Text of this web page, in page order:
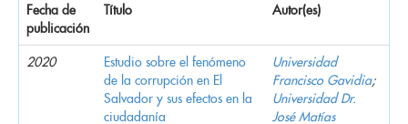
Fecha de
publicación
Título Autor(es)
2020
Estudio sobre el fenómeno
de la corrupción en El
Salvador y sus efectos en la
ciudadanía
Universidad
Francisco Gavidia;
Universidad Dr.
José Matías